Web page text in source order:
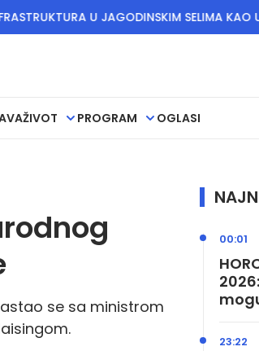
U JAGODINSKIM SELIMA KAO U
ŽIVOT PROGRAM OGLASI
se sa ministrom
00:01
23:22